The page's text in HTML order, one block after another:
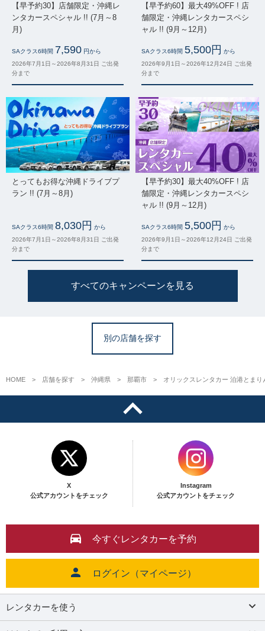
【早予約30】店舗限定・沖縄レ
ンタカースペシャル !! (7月～8
月)
SAクラス6時間 7,590 円から
2026年7月1日～2026年8月31日 ご出発
分まで
【早予約60】最大49%OFF ! 店
舗限定・沖縄レンタカースペシ
ャル !! (9月～12月)
SAクラス6時間 5,500円 から
2026年9月1日～2026年12月24日 ご出発
分まで
とってもお得な沖縄ドライブプ
ラン !! (7月～8月)
SAクラス6時間 8,030円 から
2026年7月1日～2026年8月31日 ご出発
分まで
【早予約30】最大40%OFF ! 店
舗限定・沖縄レンタカースペシ
ャル !! (9月～12月)
SAクラス6時間 5,500円 から
2026年9月1日～2026年12月24日 ご出発
分まで
すべてのキャンペーンを見る
別の店舗を探す
HOME 店舗を探す 沖縄県 那覇市 オリックスレンタカー 泊港とまり
X
公式アカウントをチェック
Instagram
公式アカウントをチェック
今すぐレンタカーを予約
ログイン（マイページ）
レンタカーを使う